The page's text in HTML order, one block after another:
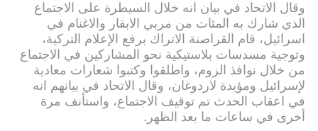
وقال الاتحاد في بيان انه خلال السيطرة على الاجتماع
الذي شارك به المئات من مربي الابقار والاغنام في
اسرائيل، قام القراصنة الاتراك برفع الإعلام التركية،
وتوجية مسدسات بلاستيكية نحو المشاركين في الاجتماع
من خلال نوافذ الزوم، واطلقوا وكتبوا شعارات معادية
لإسرائيل ومؤيدة لاردوغان، وقال الاتحاد في بيانهم انه
في اعقاب الحدث تم توقيف الاجتماع، واستأنف مرة
أخرى في ساعات ما بعد الظهر.